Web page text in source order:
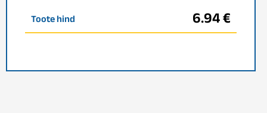
Toote hind 6.94 €